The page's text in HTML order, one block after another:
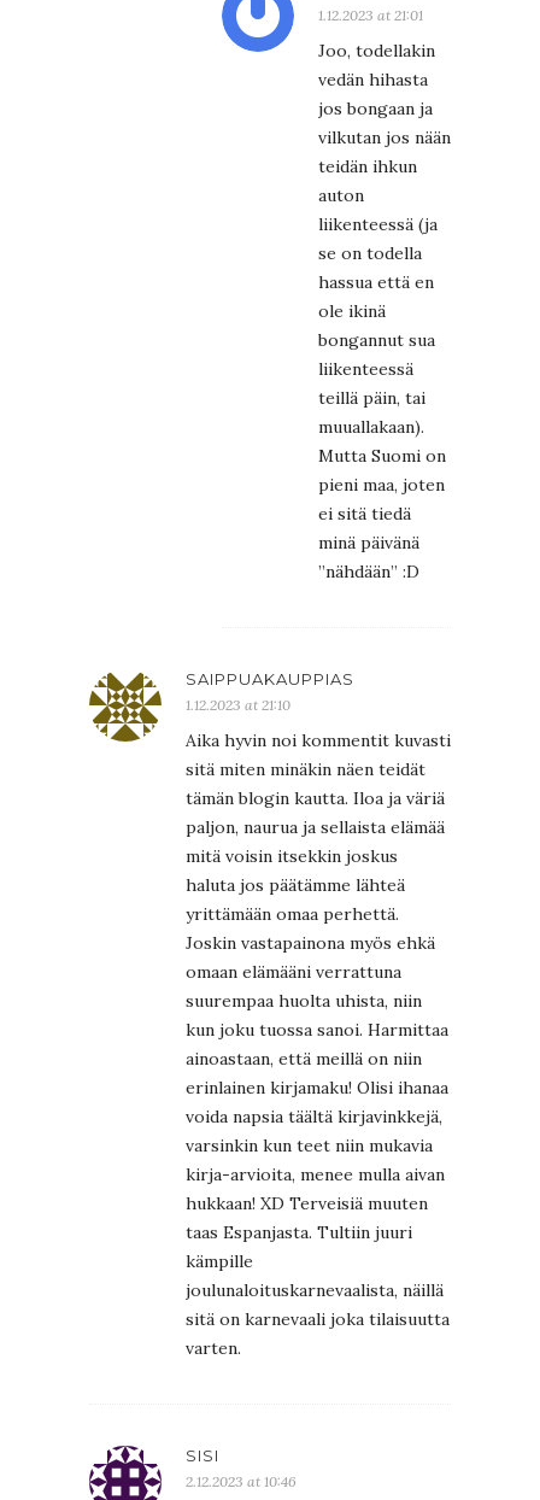
1.12.2023 at 21:01
Joo, todellakin
vedän hihasta
jos bongaan ja
vilkutan jos nään
teidän ihkun
auton
liikenteessä (ja
se on todella
hassua että en
ole ikinä
bongannut sua
liikenteessä
teillä päin, tai
muuallakaan).
Mutta Suomi on
pieni maa, joten
ei sitä tiedä
minä päivänä
”nähdään” :D
SAIPPUAKAUPPIAS
1.12.2023 at 21:10
Aika hyvin noi kommentit kuvasti
sitä miten minäkin näen teidät
tämän blogin kautta. Iloa ja väriä
paljon, naurua ja sellaista elämää
mitä voisin itsekkin joskus
haluta jos päätämme lähteä
yrittämään omaa perhettä.
Joskin vastapainona myös ehkä
omaan elämääni verrattuna
suurempaa huolta uhista, niin
kun joku tuossa sanoi. Harmittaa
ainoastaan, että meillä on niin
erinlainen kirjamaku! Olisi ihanaa
voida napsia täältä kirjavinkkejä,
varsinkin kun teet niin mukavia
kirja-arvioita, menee mulla aivan
hukkaan! XD Terveisiä muuten
taas Espanjasta. Tultiin juuri
kämpille
joulunaloituskarnevaalista, näillä
sitä on karnevaali joka tilaisuutta
varten.
SISI
2.12.2023 at 10:46